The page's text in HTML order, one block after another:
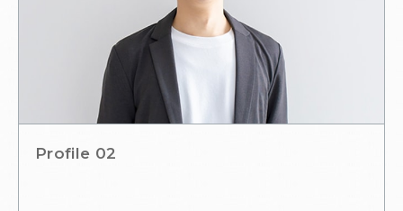
Profile 02